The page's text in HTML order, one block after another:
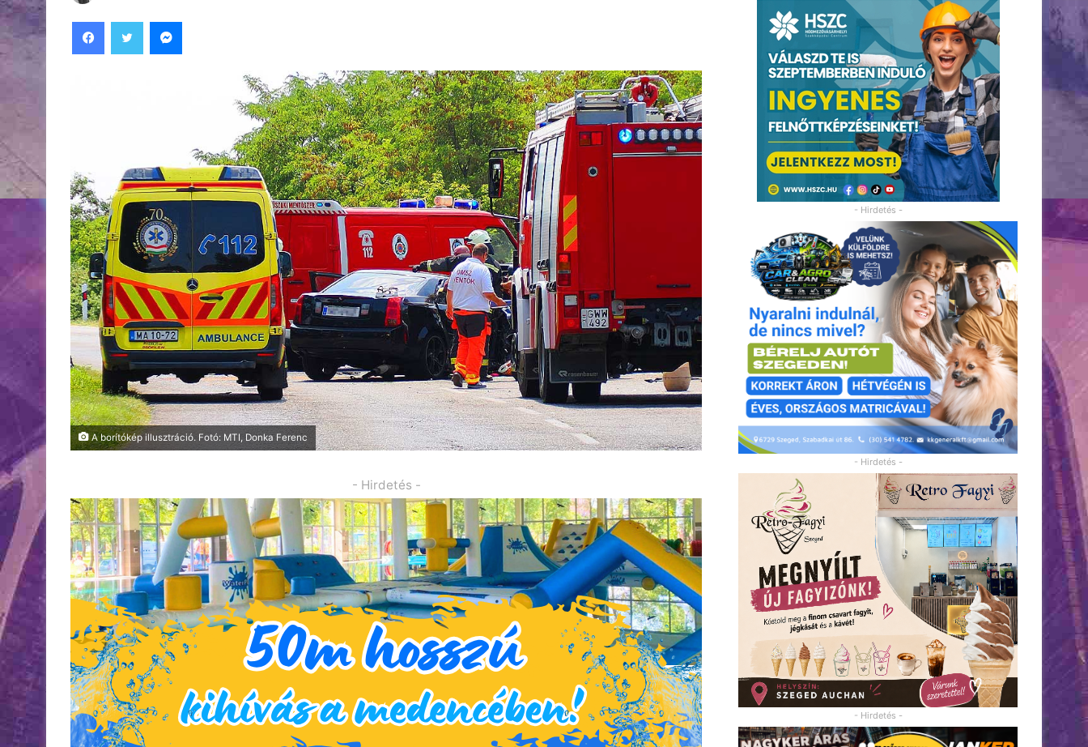
A borítókép illusztráció. Fotó: MTI, Donka Ferenc
- Hirdetés -
- Hirdetés -
- Hirdetés -
- Hirdetés -